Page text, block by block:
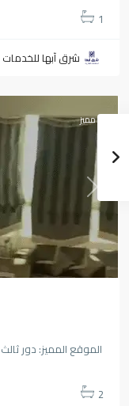
1
شرق آبها للخدمات الربوة ,
Next
مميز
الموقع المميز: دور
2